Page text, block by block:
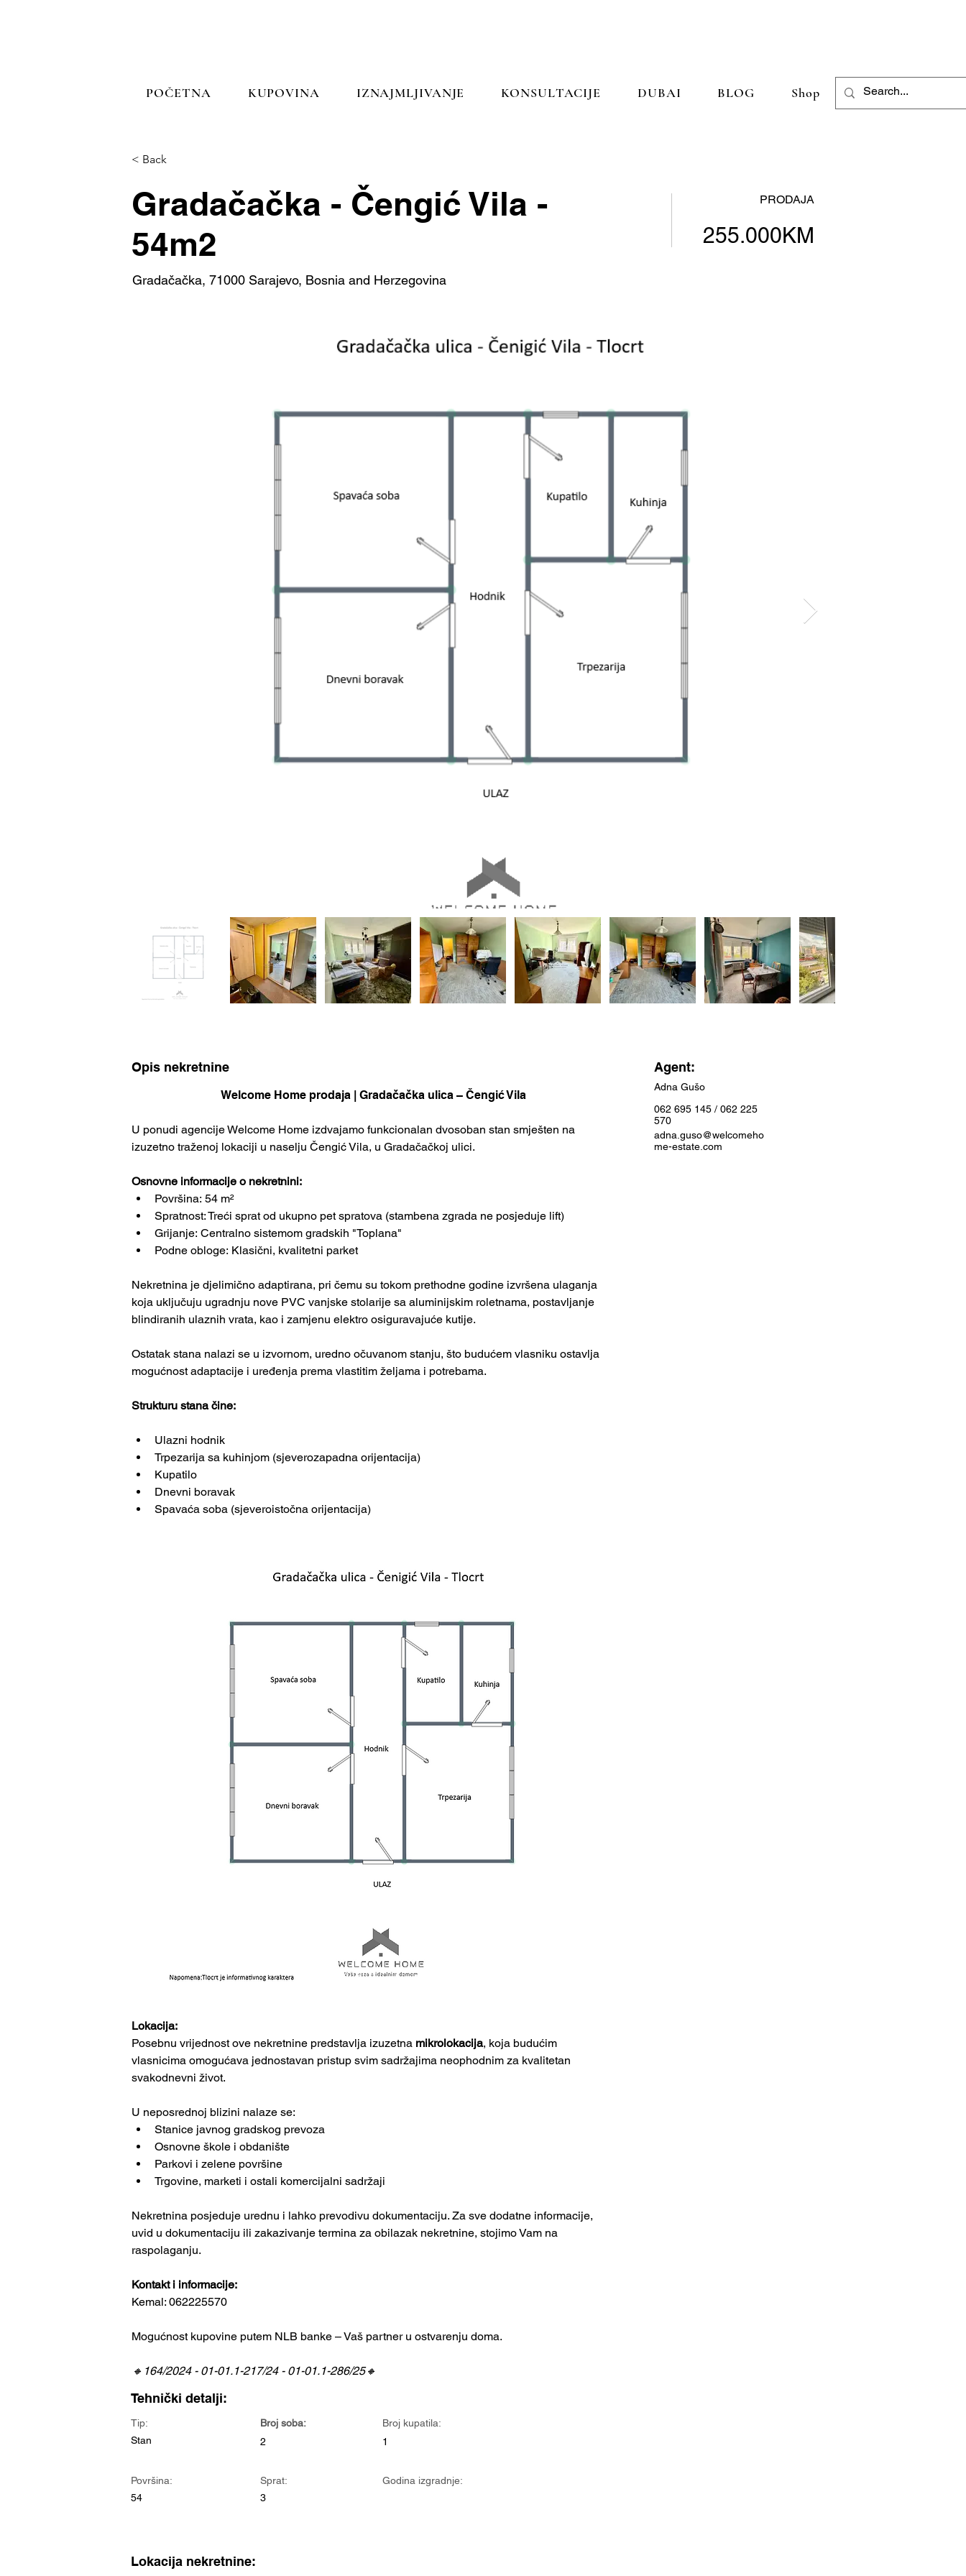
POČETNA KUPOVINA IZNAJMLJIVANJE KONSULTACIJE DUBAI BLOG Shop
< Back
Gradačačka - Čengić Vila -
54m2
Gradačačka, 71000 Sarajevo, Bosnia and Herzegovina
PRODAJA
255.000KM
Opis nekretnine
Welcome Home prodaja | Gradačačka ulica – Čengić Vila
U ponudi agencije Welcome Home izdvajamo funkcionalan dvosoban stan smješten na
izuzetno traženoj lokaciji u naselju Čengić Vila, u Gradačačkoj ulici.
Osnovne informacije o nekretnini:
Površina: 54 m²
Spratnost: Treći sprat od ukupno pet spratova (stambena zgrada ne posjeduje lift)
Grijanje: Centralno sistemom gradskih "Toplana"
Podne obloge: Klasični, kvalitetni parket
Nekretnina je djelimično adaptirana, pri čemu su tokom prethodne godine izvršena ulaganja
koja uključuju ugradnju nove PVC vanjske stolarije sa aluminijskim roletnama, postavljanje
blindiranih ulaznih vrata, kao i zamjenu elektro osiguravajuće kutije.
Ostatak stana nalazi se u izvornom, uredno očuvanom stanju, što budućem vlasniku ostavlja
mogućnost adaptacije i uređenja prema vlastitim željama i potrebama.
Strukturu stana čine:
Ulazni hodnik
Trpezarija sa kuhinjom (sjeverozapadna orijentacija)
Kupatilo
Dnevni boravak
Spavaća soba (sjeveroistočna orijentacija)
Lokacija:
Posebnu vrijednost ove nekretnine predstavlja izuzetna mikrolokacija, koja budućim
vlasnicima omogućava jednostavan pristup svim sadržajima neophodnim za kvalitetan
svakodnevni život.
U neposrednoj blizini nalaze se:
Stanice javnog gradskog prevoza
Osnovne škole i obdanište
Parkovi i zelene površine
Trgovine, marketi i ostali komercijalni sadržaji
Nekretnina posjeduje urednu i lahko prevodivu dokumentaciju. Za sve dodatne informacije,
uvid u dokumentaciju ili zakazivanje termina za obilazak nekretnine, stojimo Vam na
raspolaganju.
Kontakt i informacije:
Kemal: 062225570
Mogućnost kupovine putem NLB banke – Vaš partner u ostvarenju doma.
🔸164/2024 - 01-01.1-217/24 - 01-01.1-286/25🔸
Agent:
Adna Gušo
062 695 145 / 062 225
570
adna.guso@welcomeho
me-estate.com
Tehnički detalji:
Tip:
Stan
Broj soba:
2
Broj kupatila:
1
Površina:
54
Sprat:
3
Godina izgradnje:
Lokacija nekretnine: